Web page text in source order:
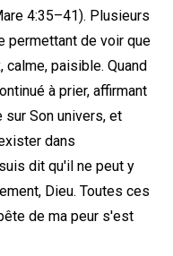
4:35–41). Plusieurs
permettant de voir que
calme, paisible. Quand
à prier, affirmant
Son univers, et
dans
dit qu'il ne peut y
Dieu. Toutes ces
de ma peur s'est